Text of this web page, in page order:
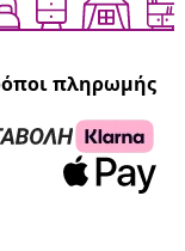
πληρωμής